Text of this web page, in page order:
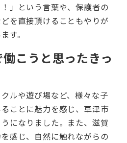
」という言葉や、保護者の
を直接頂けることもやりが
す。
こうと思ったきっ
ルや遊び場など、様々な子
ことに魅力を感じ、草津市
になりました。また、滋賀
感じ、自然に触れながらの